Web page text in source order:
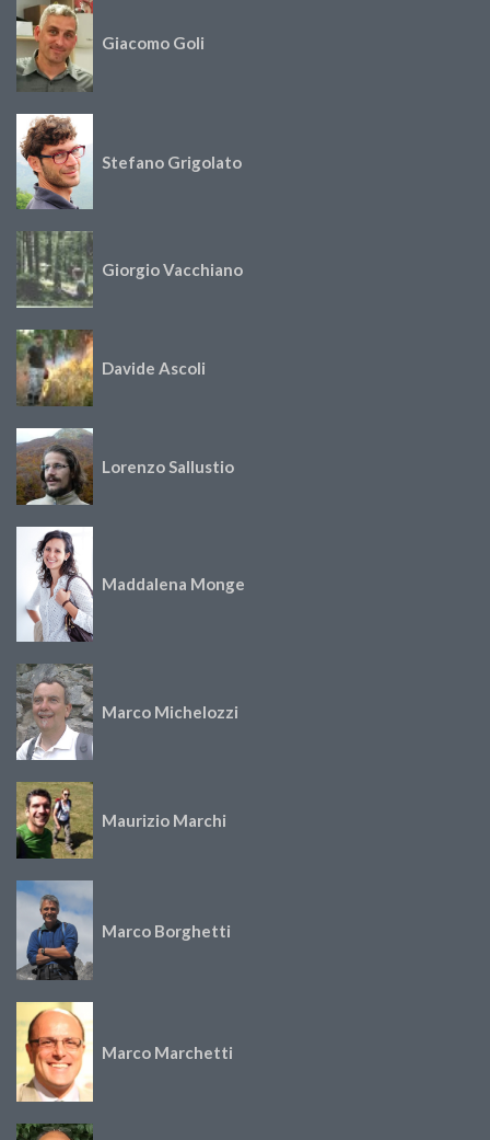
Giacomo Goli
Stefano Grigolato
Giorgio Vacchiano
Davide Ascoli
Lorenzo Sallustio
Maddalena Monge
Marco Michelozzi
Maurizio Marchi
Marco Borghetti
Marco Marchetti